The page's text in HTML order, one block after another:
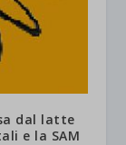
dal latte
e la SAM